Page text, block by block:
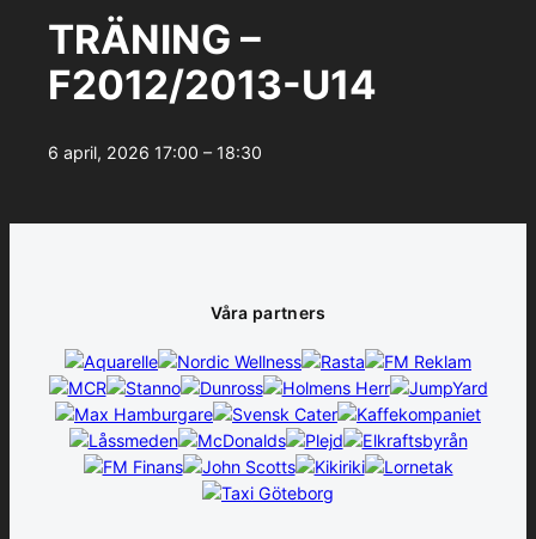
TRÄNING –
F2012/2013-U14
6 april, 2026 17:00 – 18:30
Våra partners